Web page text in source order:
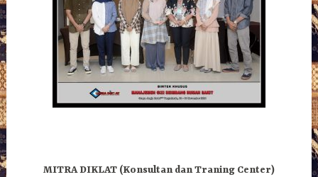
MITRA DIKLAT (Konsultan dan Traning Center)